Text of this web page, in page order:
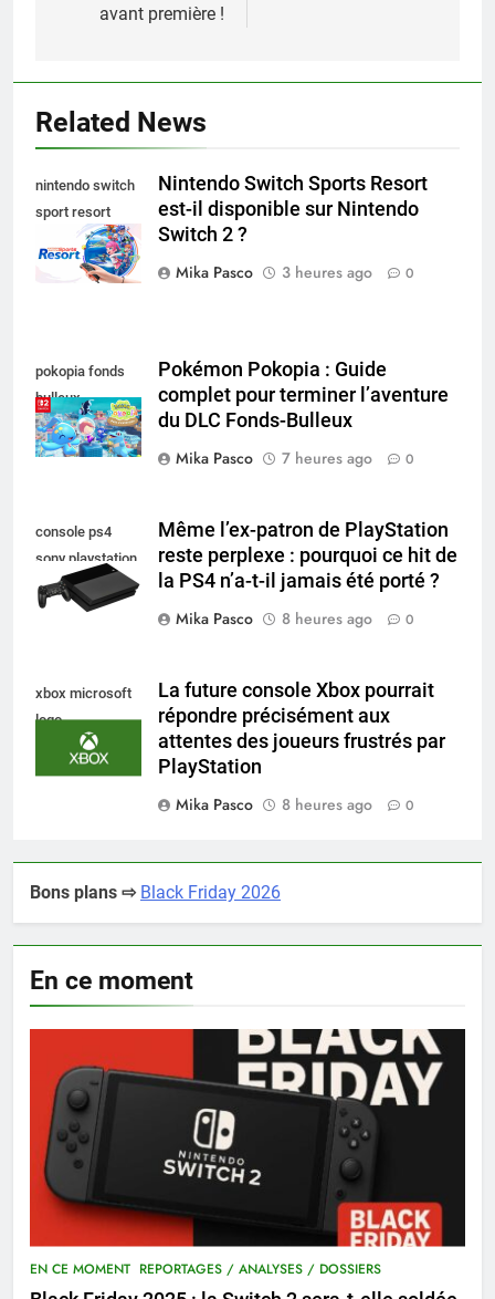
avant première !
Related News
nintendo switch
sport resort
nintendo switch
Nintendo Switch Sports Resort
est-il disponible sur Nintendo
Switch 2 ?
Mika Pasco
3 heures ago 0
pokopia fonds
bulleux
Pokémon Pokopia : Guide
complet pour terminer l’aventure
du DLC Fonds-Bulleux
Mika Pasco
7 heures ago 0
console ps4
sony playstation
Même l’ex-patron de PlayStation
reste perplexe : pourquoi ce hit de
la PS4 n’a-t-il jamais été porté ?
Mika Pasco
8 heures ago 0
xbox microsoft
logo
La future console Xbox pourrait
répondre précisément aux
attentes des joueurs frustrés par
PlayStation
Mika Pasco
8 heures ago 0
Bons plans ⇨ Black Friday 2026
En ce moment
EN CE MOMENT REPORTAGES / ANALYSES / DOSSIERS